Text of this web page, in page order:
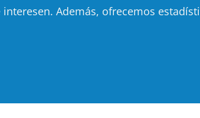
Además, ofrecemos